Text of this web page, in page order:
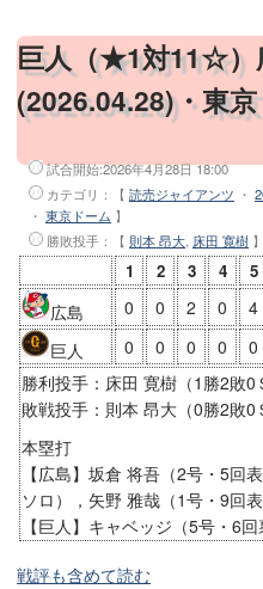
岩手県営野球場
帯広の森野球場
釧路市民球場
千代台公園野球場
札幌ドーム
巨人（★1対11☆）
(2026.04.28)・東
試合開始:2026年4月28日 18:00
カテゴリ：【 読売ジャイアンツ ・
・ 東京ドーム 】
勝敗投手 ：【 則本 昂大, 床田 寛樹 】
1 2 3 4 5
広島 0 0 2 0 4
巨人
0 0 0 0 0
勝利投手：床田 寛樹（1勝2敗0
敗戦投手：則本 昂大（0勝2敗0
本塁打
【広島】坂倉 将吾（2号・5回
ソロ），矢野 雅哉（1号・9回表
【巨人】キャベッジ（5号・6回
戦評も含めて読む